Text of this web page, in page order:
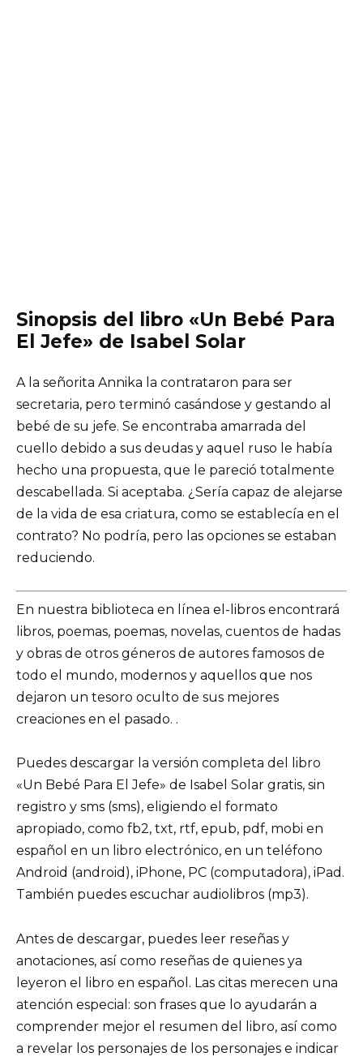
Sinopsis del libro «Un Bebé Para
El Jefe» de Isabel Solar
A la señorita Annika la contrataron para ser
secretaria, pero terminó casándose y gestando al
bebé de su jefe. Se encontraba amarrada del
cuello debido a sus deudas y aquel ruso le había
hecho una propuesta, que le pareció totalmente
descabellada. Si aceptaba. ¿Sería capaz de alejarse
de la vida de esa criatura, como se establecía en el
contrato? No podría, pero las opciones se estaban
reduciendo.
En nuestra biblioteca en línea el-libros encontrará
libros, poemas, poemas, novelas, cuentos de hadas
y obras de otros géneros de autores famosos de
todo el mundo, modernos y aquellos que nos
dejaron un tesoro oculto de sus mejores
creaciones en el pasado. .
Puedes descargar la versión completa del libro
«Un Bebé Para El Jefe» de Isabel Solar gratis, sin
registro y sms (sms), eligiendo el formato
apropiado, como fb2, txt, rtf, epub, pdf, mobi en
español en un libro electrónico, en un teléfono
Android (android), iPhone, PC (computadora), iPad.
También puedes escuchar audiolibros (mp3).
Antes de descargar, puedes leer reseñas y
anotaciones, así como reseñas de quienes ya
leyeron el libro en español. Las citas merecen una
atención especial: son frases que lo ayudarán a
comprender mejor el resumen del libro, así como
a revelar los personajes de los personajes e indicar